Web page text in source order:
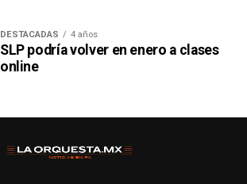
DESTACADAS 4 años
SLP podría volver en enero a clases
online